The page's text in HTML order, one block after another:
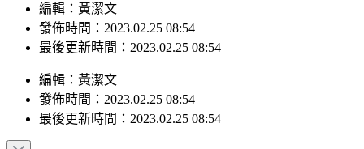
編輯：黃潔文
發佈時間：2023.02.25 08:54
最後更新時間：2023.02.25 08:54
編輯 ： 黃潔文
發佈時間： 2023.02.25 08:54
最後更新時間： 2023.02.25 08:54